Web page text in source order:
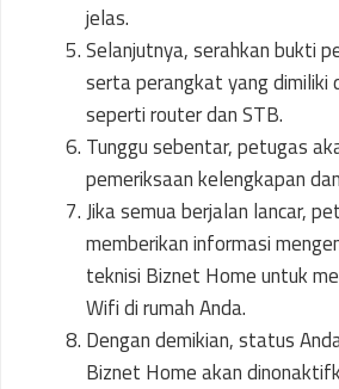
jelas.
Selanjutnya, serahkan bukti
serta perangkat yang dimiliki
seperti router dan STB.
Tunggu sebentar, petugas
pemeriksaan kelengkapan
Jika semua berjalan lancar,
memberikan informasi
teknisi Biznet Home untuk
Wifi di rumah Anda.
Dengan demikian, status
Biznet Home akan